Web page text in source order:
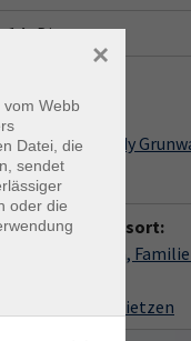
14x Di
Mandy
Veranstaltungsort:
Treuenbrietzen,
14929 Treuenbrietzen
Webb
Datei, die
sendet
oder die
×